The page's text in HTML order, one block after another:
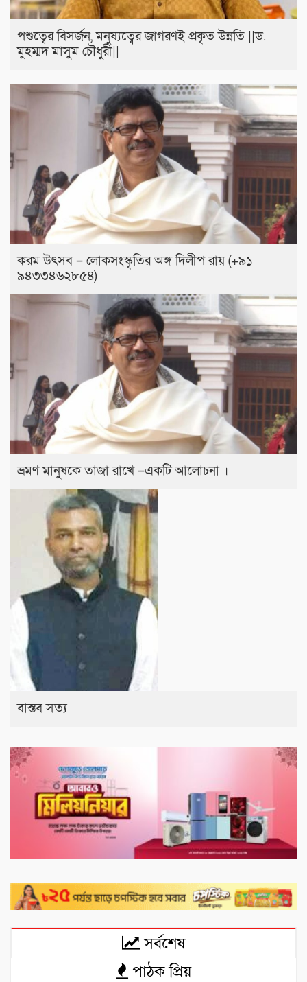
পশুত্বের বিসর্জন, মনুষ্যত্বের জাগরণই প্রকৃত উন্নতি ||ড.
মুহম্মদ মাসুম চৌধুরী||
করম উৎসব – লোকসংস্কৃতির অঙ্গ দিলীপ রায় (+৯১
৯৪৩৩৪৬২৮৫৪)
ভ্রমণ মানুষকে তাজা রাখে –একটি আলোচনা ।
বাস্তব সত্য
সর্বশেষ
পাঠক প্রিয়